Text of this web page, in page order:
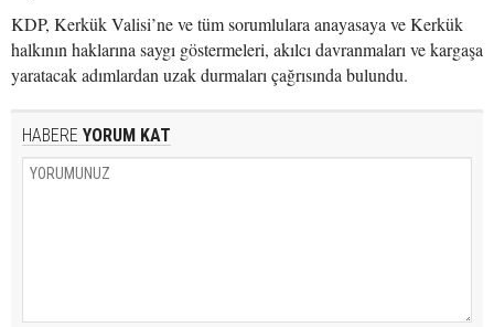
KDP, Kerkük Valisi’ne ve tüm sorumlulara anayasaya ve Kerkük
halkının haklarına saygı göstermeleri, akılcı davranmaları ve kargaşa
yaratacak adımlardan uzak durmaları çağrısında bulundu.
HABERE YORUM KAT